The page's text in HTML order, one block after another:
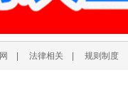
法律相关 规则制度